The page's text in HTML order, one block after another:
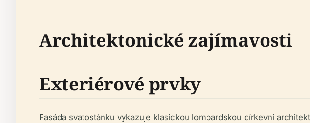
Architektonické zajímavosti
Exteriérové prvky
Fasáda svatostánku vykazuje klasickou lombardskou církevní